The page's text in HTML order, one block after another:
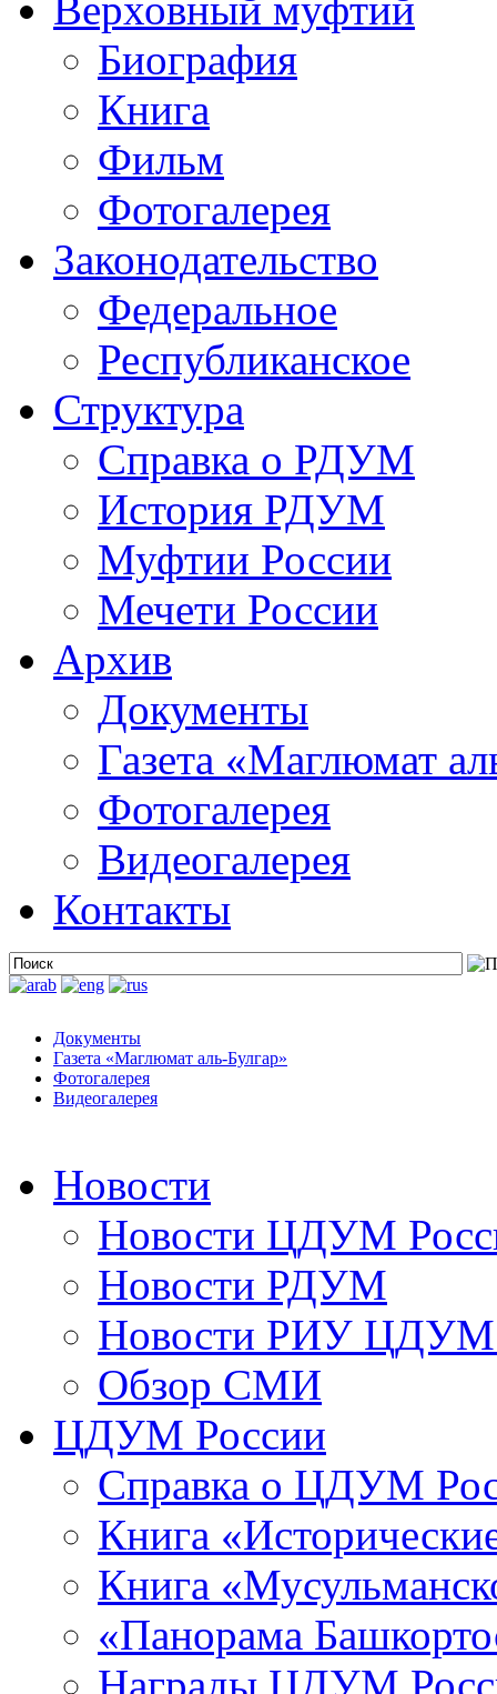
Биография
Книга
Фильм
Фотогалерея
Законодательство
Федеральное
Республиканское
Структура
Справка о РДУМ
История РДУМ
Муфтии России
Мечети России
Архив
Документы
Газета «Маглюмат
Фотогалерея
Видеогалерея
Контакты
Документы
Газета «Маглюмат аль-Булгар»
Фотогалерея
Видеогалерея
Новости
Новости ЦДУМ
Новости РДУМ
Новости РИУ ЦДУМ
Обзор СМИ
ЦДУМ России
Справка о ЦДУМ
Книга
Книга
«Панорама